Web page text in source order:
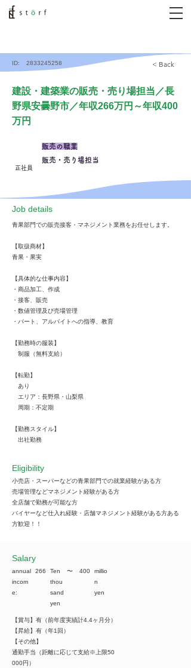
ID: 2833245258 < Back
建設・建築業の販売・売り場担当／長
野県安曇野市／年収266万円～年収400
万円
正社員
販売の職業
販売・売り場担当
​Job details
青果部門での販売接客・マネジメント業務をお任せします。
【取扱商材】
青果・果実
【具体的な仕事内容】
・商品加工、作成
・接客、販売
・数値管理及び売場管理
・パート、アルバイトへの指導、教育
【勤務時の服装】
制服（無料支給）
【転勤】
あり
エリア：長野県・山梨県
周期：不定期
【勤務スタイル】
出社勤務
Eligibility
小売店・スーパーなどの青果部門での就業経験がある方
売場管理などマネジメント経験がある方
全店舗で勤務が可能な方
バイヤーなど仕入れ経験・店舗マネジメント経験がある方ある
方歓迎！！
​Salary
annual
incom
e:
266
Ten
thou
sand
yen
​〜 400
millio
n
yen
【賞与】有（前年度実績計4.4ヶ月分）
【昇給】有（年1回）
【その他】
通勤手当（距離に応じて支給※上限50
000円）